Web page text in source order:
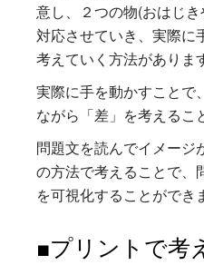
意し、２つの物(おはじ
対応させていき、実際に
考えていく方法がありま
実際に手を動かすことで
ながら「差」を考えるこ
問題文を読んでイメージ
の方法で考えることで、
を可視化することができ
■プリントで考